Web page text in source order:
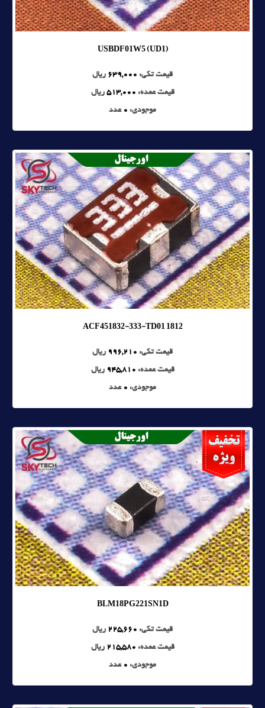
USBDF01W5 (UD1)
قیمت تکی: 639,000 ریال
قیمت عمده: 513,000 ریال
موجودی: 0 عدد
ACF451832-333-TD01 1812
قیمت تکی: 996,210 ریال
قیمت عمده: 945,810 ریال
موجودی: 0 عدد
BLM18PG221SN1D
قیمت تکی: 225,660 ریال
قیمت عمده: 215,580 ریال
موجودی: 0 عدد